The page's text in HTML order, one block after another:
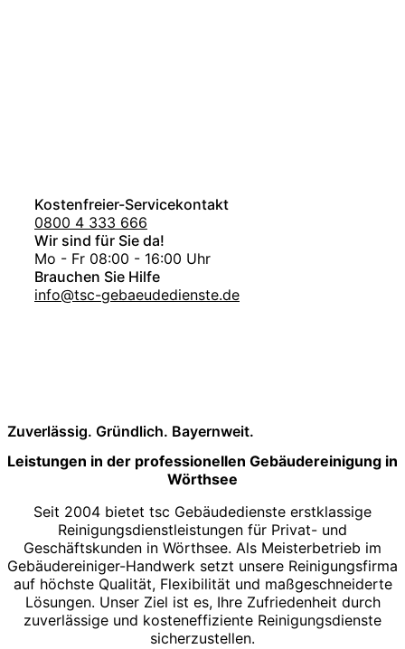
Kostenfreier-Servicekontakt
0800 4 333 666
Wir sind für Sie da!
Mo - Fr 08:00 - 16:00 Uhr
Brauchen Sie Hilfe
info@tsc-gebaeudedienste.de
Zuverlässig. Gründlich. Bayernweit.
Leistungen in der professionellen Gebäudereinigung in
Wörthsee
Seit 2004 bietet tsc Gebäudedienste erstklassige
Reinigungsdienstleistungen für Privat- und
Geschäftskunden in Wörthsee. Als Meisterbetrieb im
Gebäudereiniger-Handwerk setzt unsere Reinigungsfirma
auf höchste Qualität, Flexibilität und maßgeschneiderte
Lösungen. Unser Ziel ist es, Ihre Zufriedenheit durch
zuverlässige und kosteneffiziente Reinigungsdienste
sicherzustellen.